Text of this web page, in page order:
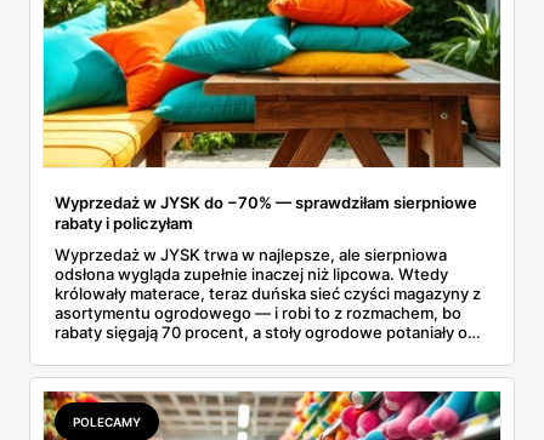
Wyprzedaż w JYSK do −70% — sprawdziłam sierpniowe
rabaty i policzyłam
Wyprzedaż w JYSK trwa w najlepsze, ale sierpniowa
odsłona wygląda zupełnie inaczej niż lipcowa. Wtedy
królowały materace, teraz duńska sieć czyści magazyny z
asortymentu ogrodowego — i robi to z rozmachem, bo
rabaty sięgają 70 procent, a stoły ogrodowe potaniały o
wyprzedażową pozycja po pozycji i wybrałam rzeczy, przy
których przecena jest realna, a nie tylko marketingowa.
Kilka z nich kończy się szybciej, niż zapowiada kalendarz.
POLECAMY